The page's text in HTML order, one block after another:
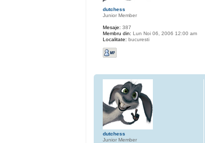
dutchess
Junior Member
Mesaje: 387
Membru din: Lun Noi 06, 2006 12:00 am
Localitate: bucuresti
dutchess
Junior Member